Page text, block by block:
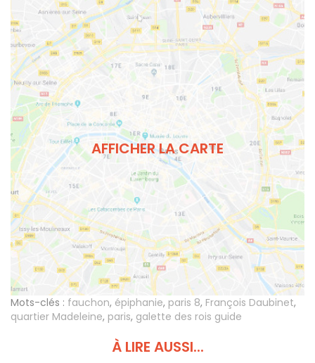
AFFICHER LA CARTE
Mots-clés : fauchon, épiphanie, paris 8, François Daubinet,
quartier Madeleine, paris, galette des rois guide
À LIRE AUSSI...